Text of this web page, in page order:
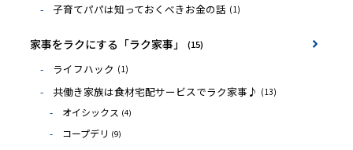
子育てパパは知っておくべきお金の話 (1)
家事をラクにする「ラク家事」 (15)
ライフハック (1)
共働き家族は食材宅配サービスでラク家事♪ (13)
オイシックス (4)
コープデリ (9)